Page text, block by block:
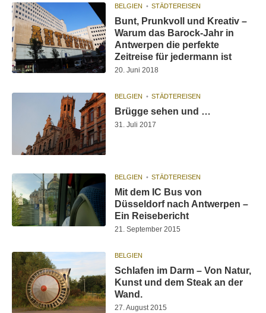
BELGIEN STÄDTEREISEN
Bunt, Prunkvoll und Kreativ –
Warum das Barock-Jahr in
Antwerpen die perfekte
Zeitreise für jedermann ist
20. Juni 2018
BELGIEN STÄDTEREISEN
Brügge sehen und …
31. Juli 2017
BELGIEN STÄDTEREISEN
Mit dem IC Bus von
Düsseldorf nach Antwerpen –
Ein Reisebericht
21. September 2015
BELGIEN
Schlafen im Darm – Von Natur,
Kunst und dem Steak an der
Wand.
27. August 2015